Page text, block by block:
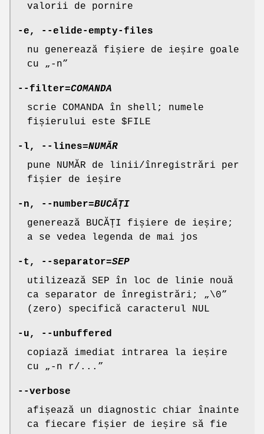
valorii de pornire
-e ,
--elide-empty-files
nu generează fișiere de ieșire goale
cu „-n”
--filter=COMANDA
scrie COMANDA în shell; numele
fișierului este $FILE
-l , --lines=NUMĂR
pune NUMĂR de linii/înregistrări per
fișier de ieșire
-n , --number=BUCĂȚI
generează BUCĂȚI fișiere de ieșire;
a se vedea legenda de mai jos
-t , --separator=SEP
utilizează SEP în loc de linie nouă
ca separator de înregistrări; „\0”
(zero) specifică caracterul NUL
-u ,
--unbuffered
copiază imediat intrarea la ieșire
cu „-n r/...”
--verbose
afișează un diagnostic chiar înainte
ca fiecare fișier de ieșire să fie